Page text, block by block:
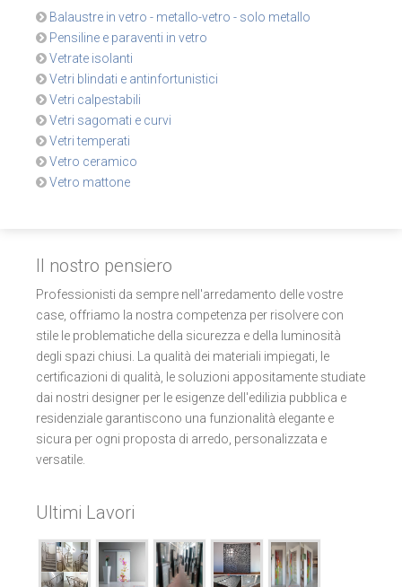
Balaustre in vetro - metallo-vetro - solo metallo
Pensiline e paraventi in vetro
Vetrate isolanti
Vetri blindati e antinfortunistici
Vetri calpestabili
Vetri sagomati e curvi
Vetri temperati
Vetro ceramico
Vetro mattone
Il nostro pensiero
Professionisti da sempre nell'arredamento delle vostre
case, offriamo la nostra competenza per risolvere con
stile le problematiche della sicurezza e della luminosità
degli spazi chiusi. La qualità dei materiali impiegati, le
certificazioni di qualità, le soluzioni appositamente studiate
dai nostri designer per le esigenze dell'edilizia pubblica e
residenziale garantiscono una funzionalità elegante e
sicura per ogni proposta di arredo, personalizzata e
versatile.
Ultimi Lavori